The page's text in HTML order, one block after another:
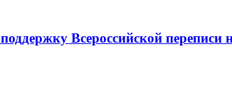
Всероссийской переписи